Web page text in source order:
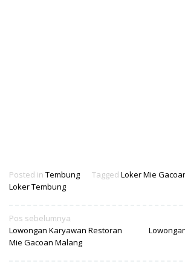
Posted in Tembung Tagged Loker Mie
Loker Tembung
Navigasi
pos
Pos sebelumnya
Lowongan Karyawan Restoran
Mie Gacoan Malang